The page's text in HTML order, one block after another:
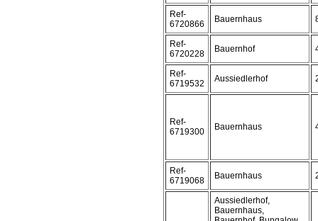
Ref-
6720866
Bauernhaus
Ref-
6720228
Bauernhof
Ref-
6719532
Aussiedlerhof
Ref-
6719300
Bauernhaus
Ref-
6719068
Bauernhaus
Aussiedlerhof,
Bauernhaus,